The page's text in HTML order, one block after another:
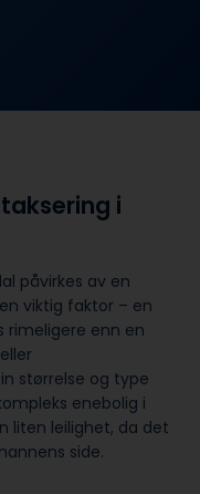
i
påvirkes av en
viktig faktor – en
rimeligere enn en
størrelse og type
enebolig i
liten leilighet, da det
side.